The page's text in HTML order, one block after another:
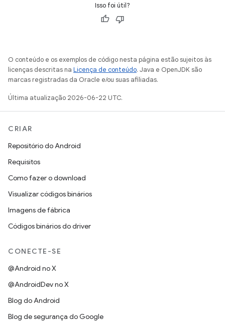
Isso foi útil?
O conteúdo e os exemplos de código nesta página estão sujeitos às
licenças descritas na Licença de conteúdo. Java e OpenJDK são
marcas registradas da Oracle e/ou suas afiliadas.
Última atualização 2026-06-22 UTC.
CRIAR
Repositório do Android
Requisitos
Como fazer o download
Visualizar códigos binários
Imagens de fábrica
Códigos binários do driver
CONECTE-SE
@Android no X
@AndroidDev no X
Blog do Android
Blog de segurança do Google